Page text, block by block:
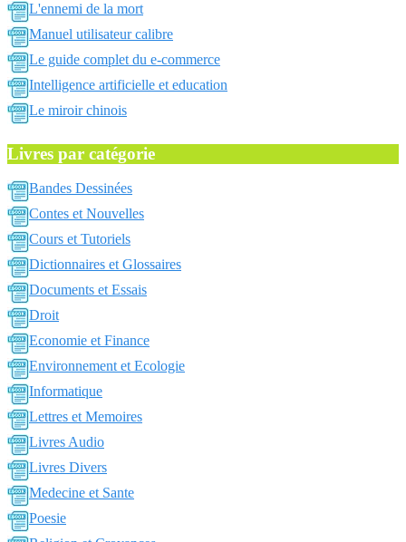
L'ennemi de la mort
Manuel utilisateur calibre
Le guide complet du e-commerce
Intelligence artificielle et education
Le miroir chinois
Livres par catégorie
Bandes Dessinées
Contes et Nouvelles
Cours et Tutoriels
Dictionnaires et Glossaires
Documents et Essais
Droit
Economie et Finance
Environnement et Ecologie
Informatique
Lettres et Memoires
Livres Audio
Livres Divers
Medecine et Sante
Poesie